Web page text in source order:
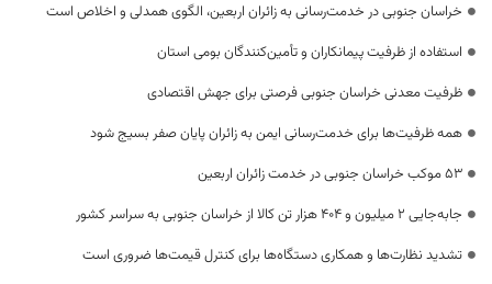
خراسان جنوبی در خدمت‌رسانی به زائران اربعین، الگوی همدلی و اخلاص است
استفاده از ظرفیت پیمانکاران و تأمین‌کنندگان بومی استان
ظرفیت معدنی خراسان جنوبی فرصتی برای جهش اقتصادی
همه ظرفیت‌ها برای خدمت‌رسانی ایمن به زائران پایان صفر بسیج شود
53 موکب خراسان جنوبی در خدمت زائران اربعین
جابه‌جایی 2 میلیون و 404 هزار تن کالا از خراسان جنوبی به سراسر کشور
تشدید نظارت‌ها و همکاری دستگاه‌ها برای کنترل قیمت‌ها ضروری است